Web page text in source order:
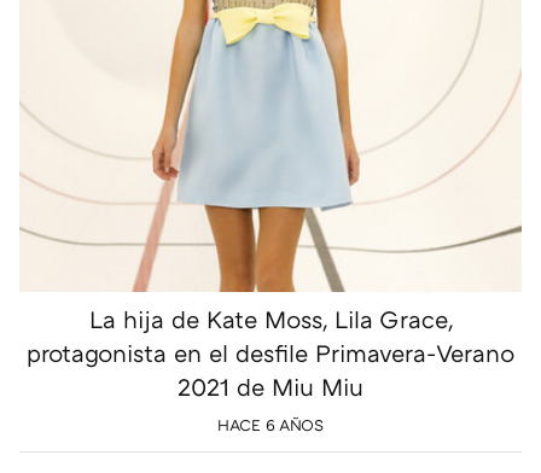
La hija de Kate Moss, Lila Grace,
protagonista en el desfile Primavera-Verano
2021 de Miu Miu
HACE 6 AÑOS